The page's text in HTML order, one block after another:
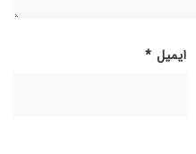
ایمیل *